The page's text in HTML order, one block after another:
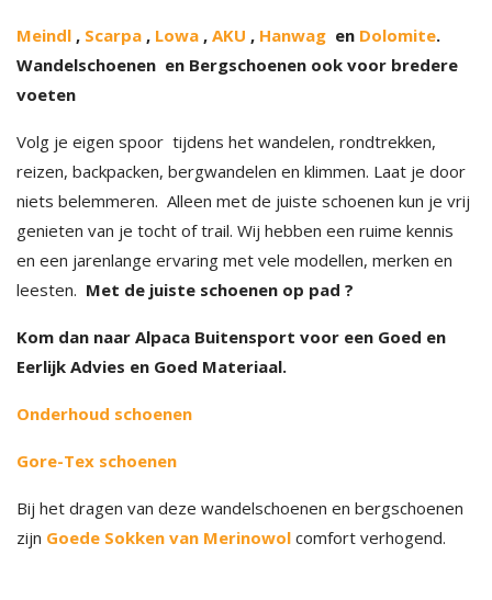
Meindl , Scarpa , Lowa , AKU , Hanwag en Dolomite.
Wandelschoenen en Bergschoenen ook voor bredere
voeten
Volg je eigen spoor tijdens het wandelen, rondtrekken,
reizen, backpacken, bergwandelen en klimmen. Laat je door
niets belemmeren. Alleen met de juiste schoenen kun je vrij
genieten van je tocht of trail. Wij hebben een ruime kennis
en een jarenlange ervaring met vele modellen, merken en
leesten. Met de juiste schoenen op pad ?
Kom dan naar Alpaca Buitensport voor een Goed en
Eerlijk Advies en Goed Materiaal.
Onderhoud schoenen
Gore-Tex schoenen
Bij het dragen van deze wandelschoenen en bergschoenen
zijn Goede Sokken van Merinowol comfort verhogend.